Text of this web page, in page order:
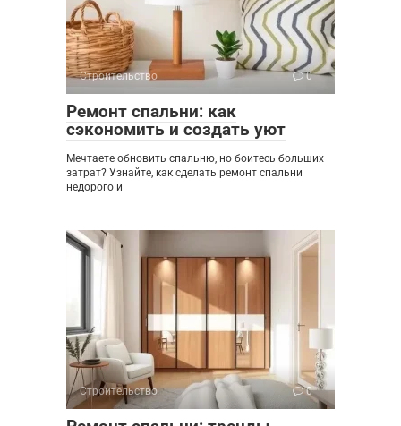
Строительство 0
Ремонт спальни: как
сэкономить и создать уют
Мечтаете обновить спальню, но боитесь больших
затрат? Узнайте, как сделать ремонт спальни
недорого и
Строительство 0